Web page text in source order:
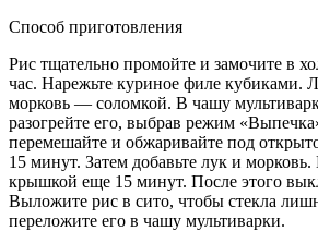
Способ приготовления
Рис тщательно промойте и замочите в
час. Нарежьте куриное филе кубиками.
морковь — соломкой. В чашу
разогрейте его, выбрав режим
перемешайте и обжаривайте под
15 минут. Затем добавьте лук и морковь.
крышкой еще 15 минут. После этого
Выложите рис в сито, чтобы стекла
переложите его в чашу мультиварки.